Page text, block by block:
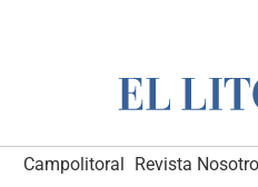
Campolitoral Revista